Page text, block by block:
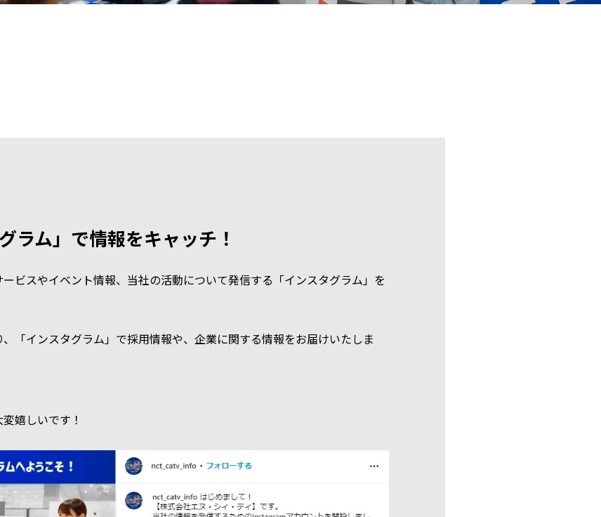
ラム」で情報をキャッチ！
ビスやイベント情報、当社の活動について発信する「インスタグラム」を
「インスタグラム」で採用情報や、企業に関する情報をお届けいたしま
嬉しいです！